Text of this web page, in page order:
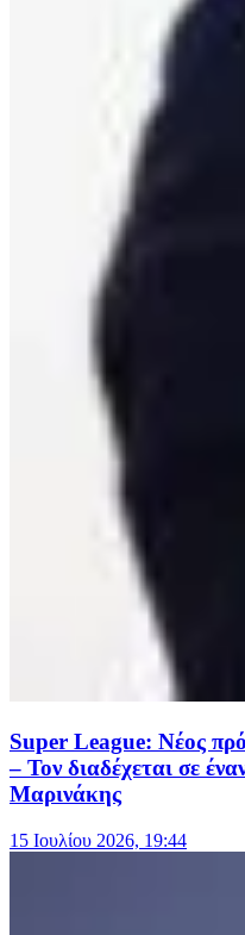
Super League: Νέος
– Τον διαδέχεται σε
Μαρινάκης
15 Ιουλίου 2026, 19:44